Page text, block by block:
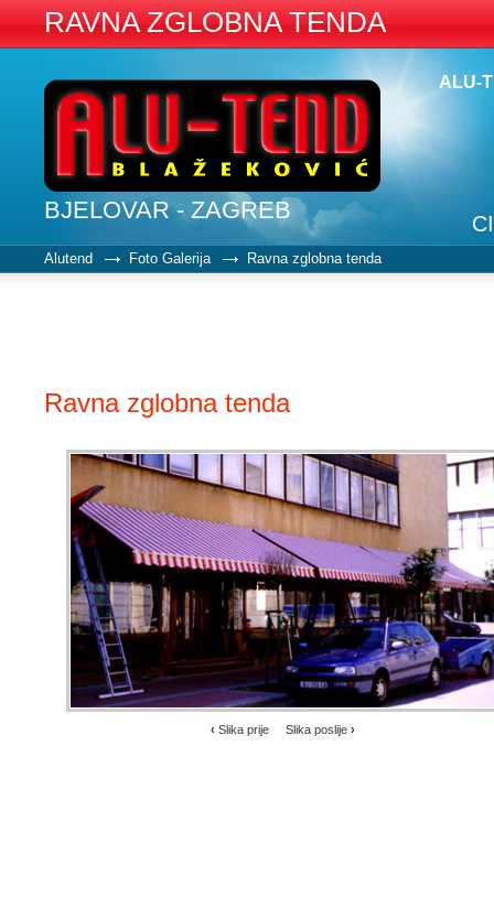
RAVNA ZGLOBNA TENDA
BJELOVAR - ZAGREB
ALU-
Alutend Foto Galerija Ravna zglobna tenda
Ravna zglobna tenda
‹ Slika prije Slika poslije ›